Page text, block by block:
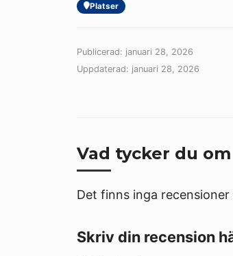
Platser
Publicerad: januari 28, 2026
Uppdaterad: januari 28, 2026
Vad tycker du
Det finns inga recensioner
Skriv din recension